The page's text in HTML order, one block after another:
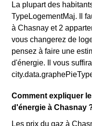
La plupart des
TypeLogementMaj. Il
à Chasnay et 2
vous changerez de
pensez à faire une
d'énergie. Il vous
Comment expliquer
d'énergie à Chasnay
Les prix du gaz à